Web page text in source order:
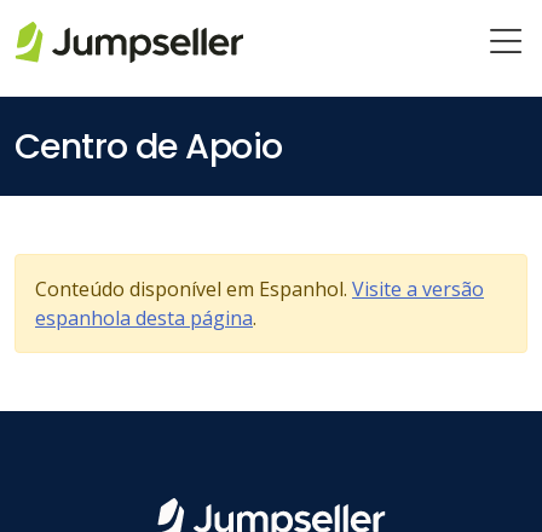
Centro de Apoio
Conteúdo disponível em Espanhol. Visite a versão
espanhola desta página.